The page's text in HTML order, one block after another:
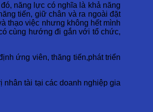
năng lực có nghĩa là khả năng
tiến, giữ chân và ra ngoài đặt
thạo việc nhưng không hết mình
cùng hướng đi gắn với tổ chức,
ứng viên, thăng tiến,phát triển
nhân tài tại các doanh nghiệp gia